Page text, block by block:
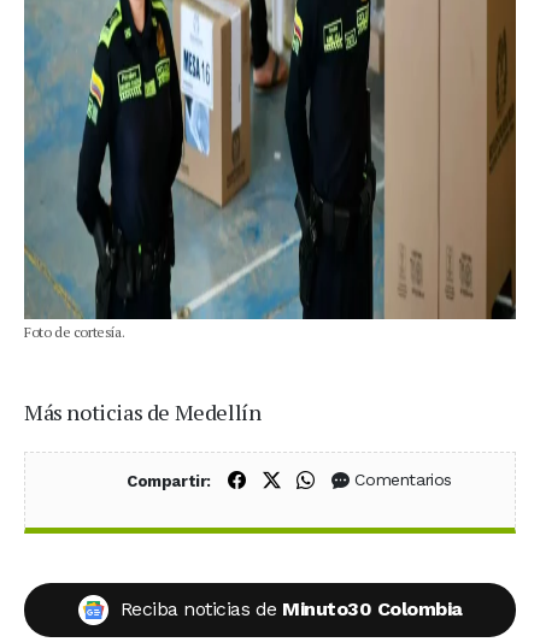
Foto de cortesía.
Más noticias de Medellín
Compartir: Compartir en Facebook
Compartir en X (Twitter)
Compartir en WhatsApp
Comentarios
Reciba noticias de Minuto30 Colombia